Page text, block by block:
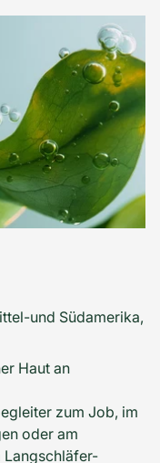
Rizinusöl ist
und zu
zu erzeugen.
die Wimpern
Wurzel. Es kann
gegenüber
ist bekannt
getestet
und Südamerika,
Haut an
zum Job, im
oder am
Langschläfer-